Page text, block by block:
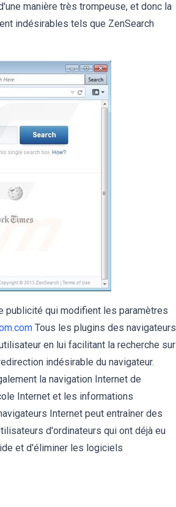
manière très trompeuse, et donc la
indésirables tels que ZenSearch
publicité qui modifient les paramètres
Tous les plugins des navigateurs
en lui facilitant la recherche sur
indésirable du navigateur.
la navigation Internet de
Internet et les informations
Internet peut entraîner des
d'ordinateurs qui ont déjà eu
et d'éliminer les logiciels